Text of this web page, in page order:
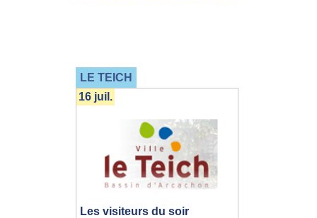
LE TEICH
Les visiteurs du soir
16 juil.